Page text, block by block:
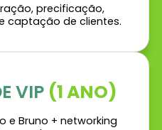
precificação,
captação de clientes.
VIP (1 ANO)
e Bruno + networking